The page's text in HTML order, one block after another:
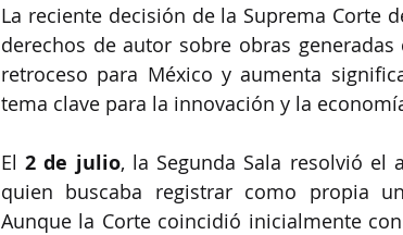
La reciente decisión de la Suprema Corte
derechos de autor sobre obras
retroceso para México y aumenta
tema clave para la innovación y la
El 2 de julio, la Segunda Sala resolvió el
quien buscaba registrar como propia
Aunque la Corte coincidió inicialmente